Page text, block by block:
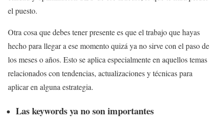
el puesto.
Otra cosa que debes tener presente es que el trabajo que hayas
hecho para llegar a ese momento quizá ya no sirve con el paso de
los meses o años. Esto se aplica especialmente en aquellos temas
relacionados con tendencias, actualizaciones y técnicas para
aplicar en alguna estrategia.
Las keywords ya no son importantes